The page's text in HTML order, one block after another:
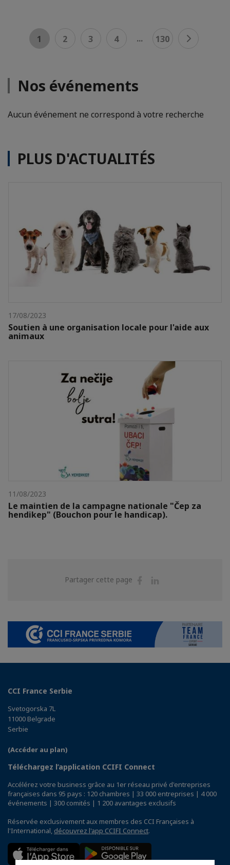
1 2 3 4 ... 130
Nos événements
Aucun événement ne correspond à votre recherche
PLUS D'ACTUALITÉS
17/08/2023
Soutien à une organisation locale pour l'aide aux
animaux
11/08/2023
Le maintien de la campagne nationale "Čep za
hendikep" (Bouchon pour le handicap).
Partager cette page
Partager
CCI France Serbie
Svetogorska 7L
11000 Belgrade
Serbie
(Accéder au plan)
Téléchargez l’application CCIFI Connect
Accélérez votre business grâce au 1er réseau privé d'entreprises
françaises dans 95 pays : 120 chambres | 33 000 entreprises | 4 000
événements | 300 comités | 1 200 avantages exclusifs
Réservée exclusivement aux membres des CCI Françaises à
l'International, découvrez l'app CCIFI Connect.